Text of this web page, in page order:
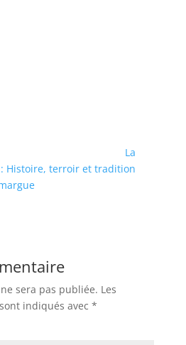
La
Histoire, terroir et tradition
sera pas publiée. Les
indiqués avec *